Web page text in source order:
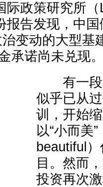
政策研究所（
报告发现，中
变动的大型基
承诺尚未兑现
有一段
似乎已从
训，开始
以“小而美
beautiful
目。然而
投资再次